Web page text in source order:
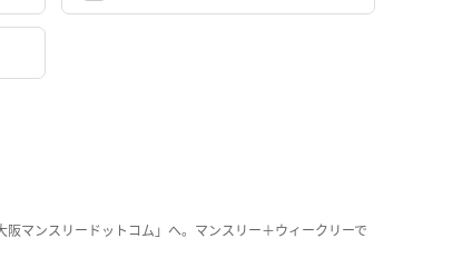
マンスリードットコム」へ。マンスリー＋ウィークリーで